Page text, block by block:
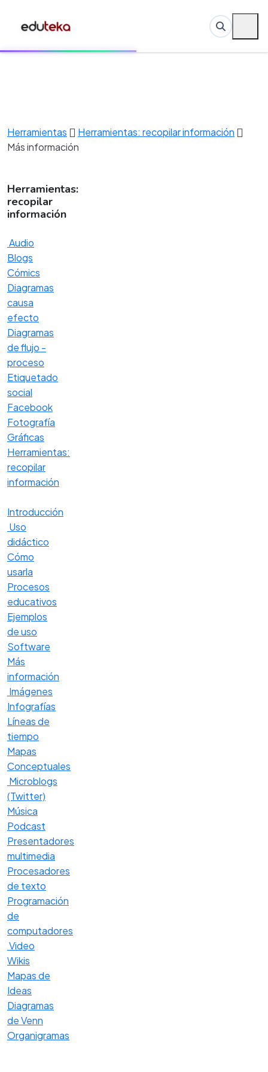
Herramientas
Herramientas: recopilar información
Más información
Herramientas:
recopilar
información
Audio
Blogs
Cómics
Diagramas
causa
efecto
Diagramas
de flujo -
proceso
Etiquetado
social
Facebook
Fotografía
Gráficas
Herramientas:
recopilar
información
Introducción
Uso
didáctico
Cómo
usarla
Procesos
educativos
Ejemplos
de uso
Software
Más
información
Imágenes
Infografías
Líneas de
tiempo
Mapas
Conceptuales
Microblogs
(Twitter)
Música
Podcast
Presentadores
multimedia
Procesadores
de texto
Programación
de
computadores
Video
Wikis
Mapas de
Ideas
Diagramas
de Venn
Organigramas